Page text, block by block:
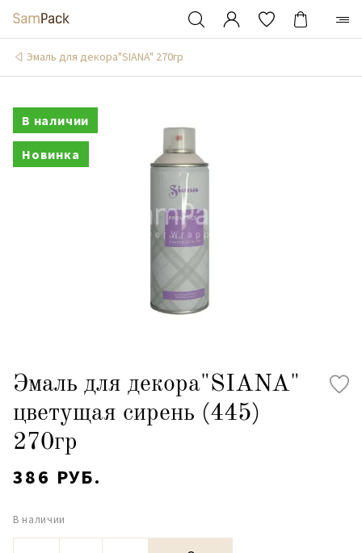
Эмаль для декора"SIANA" 270гр
В наличии
Новинка
Эмаль для декора"SIANA"
цветущая сирень (445)
270гр
386 РУБ.
В наличии